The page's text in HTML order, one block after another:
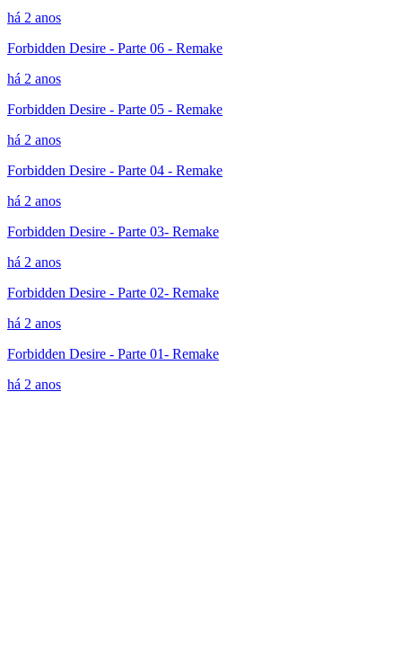
há 2 anos
Forbidden Desire - Parte 06 - Remake
há 2 anos
Forbidden Desire - Parte 05 - Remake
há 2 anos
Forbidden Desire - Parte 04 - Remake
há 2 anos
Forbidden Desire - Parte 03- Remake
há 2 anos
Forbidden Desire - Parte 02- Remake
há 2 anos
Forbidden Desire - Parte 01- Remake
há 2 anos